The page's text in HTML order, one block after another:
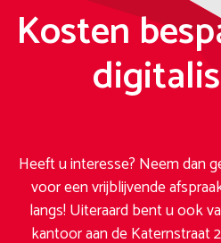
Kosten
Heeft u interesse? Neem dan
voor een vrijblijvende
langs! Uiteraard bent u ook
kantoor aan de Katernstraat